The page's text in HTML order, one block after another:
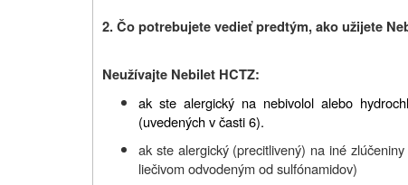
2. Čo potrebujete vedieť predtým, ako užijete
Neužívajte Nebilet HCTZ:
ak ste alergický na nebivolol alebo
(uvedených v časti 6).
ak ste alergický (precitlivený) na iné
liečivom odvodeným od sulfónamidov)